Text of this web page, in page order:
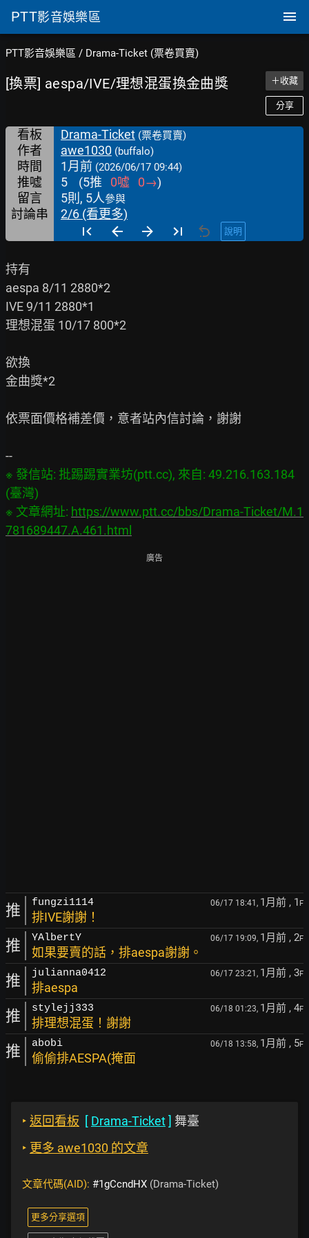
PTT影音娛樂區
PTT影音娛樂區 / Drama-Ticket (票卷買賣)
[換票] aespa/IVE/理想混蛋換金曲獎 ＋收藏
分享
看板 Drama-Ticket (票卷買賣)
作者 awe1030 (buffalo)
時間 1月前 (2026/06/17 09:44)
推噓 5 (5推 0噓 0→)
留言
5則, 5人參與
討論串 2/6 (看更多)
說明
持有
aespa 8/11 2880*2
IVE 9/11 2880*1
理想混蛋 10/17 800*2
欲換
金曲獎*2
依票面價格補差價，意者站內信討論，謝謝
※ 發信站: 批踢踢實業坊(ptt.cc), 來自: 49.216.163.184
(臺灣)
※ 文章網址: https://www.ptt.cc/bbs/Drama-Ticket/M.1
781689447.A.461.html
廣告
推 fungzi1114 06/17 18:41, 1月前 , 1 F
排IVE謝謝！
推 YAlbertY 06/17 19:09, 1月前 , 2F
如果要賣的話，排aespa謝謝。
推 julianna0412 06/17 23:21, 1月前 , 3F
排aespa
推 stylejj333 06/18 01:23, 1月前 , 4F
排理想混蛋！謝謝
推 abobi 06/18 13:58, 1月前 , 5F
偷偷排AESPA(掩面
‣ 返回看板 [ Drama-Ticket] 舞臺
‣ 更多 awe1030 的文章
文章代碼(AID): #1gCcndHX (Drama-Ticket)
更多分享選項